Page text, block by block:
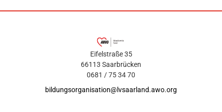
Eifelstraße 35
66113 Saarbrücken
0681 / 75 34 70
bildungsorganisation@lvsaarland.awo.org